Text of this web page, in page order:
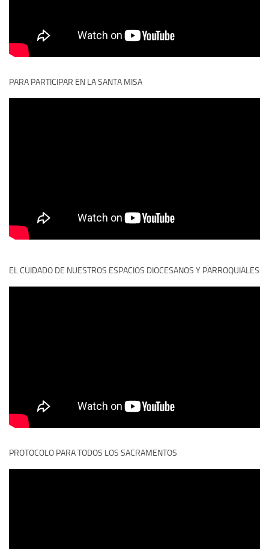
PARA PARTICIPAR EN LA SANTA MISA
EL CUIDADO DE NUESTROS ESPACIOS DIOCESANOS Y PARROQUIALES
PROTOCOLO PARA TODOS LOS SACRAMENTOS